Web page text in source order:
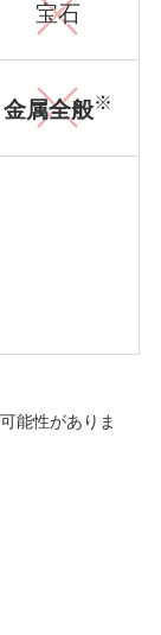
宝石
金属全般※
能性がありま